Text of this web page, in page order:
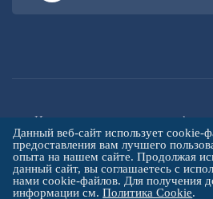
Институт повышения
Данный веб-сайт использует cookie-
предоставления вам лучшего
опыта на нашем сайте. Продолжая
данный сайт, вы соглашаетесь с
нами cookie-файлов. Для получения
информации см.Политика Cookie.